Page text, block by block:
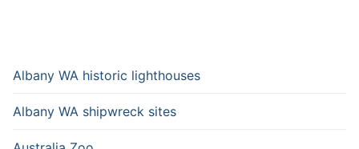
Albany WA historic lighthouses
Albany WA shipwreck sites